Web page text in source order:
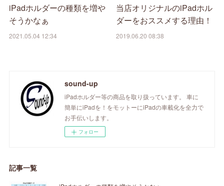
iPadホルダーの種類を増や
そうかなぁ
2021.05.04 12:34
当店オリジナルのiPadホル
ダーをおススメする理由！
2019.06.20 08:38
sound-up
iPadホルダー等の商品を取り扱っています。 車に
簡単にiPadを！をモットーにiPadの車載化を全力で
お手伝いします。
フォロー
記事一覧